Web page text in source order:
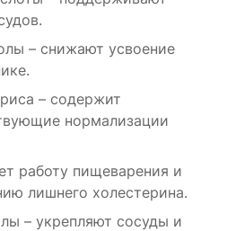
– снижают усвоение
– содержит
нормализации
работу пищеварения и
лишнего холестерина.
– укрепляют сосуды и